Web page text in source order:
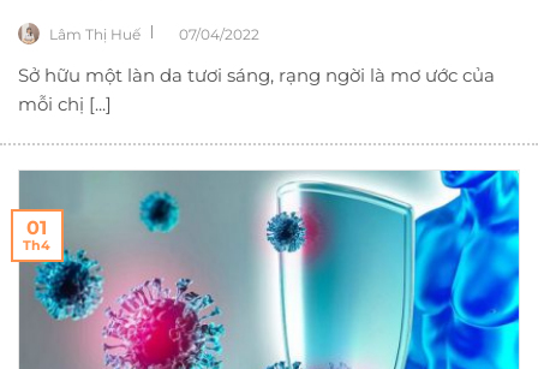
Lâm Thị Huế 07/04/2022
Sở hữu một làn da tươi sáng, rạng ngời là mơ ước của
mỗi chị [...]
01
Th4